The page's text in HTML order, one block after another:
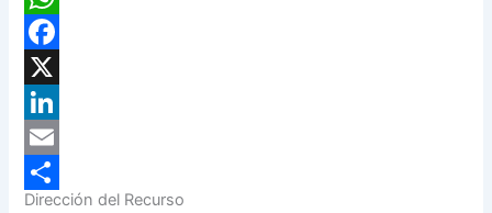
WhatsApp
Facebook
X
LinkedIn
Email
Compartir
Dirección del Recurso